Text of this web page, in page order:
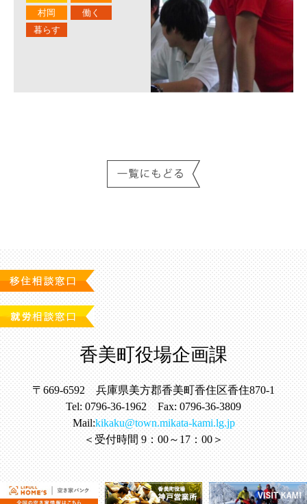
村岡
働く
暮らす
香美町役場企画課
〒669-6592 兵庫県美方郡香美町香住区香住870-1
Tel: 0796-36-1962 Fax: 0796-36-3809
Mail:kikaku@town.mikata-kami.lg.jp
＜受付時間 9：00～17：00＞